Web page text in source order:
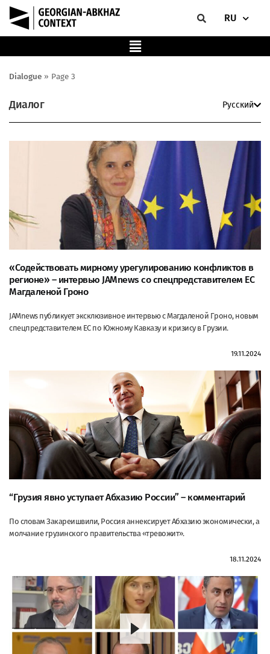
RU
Dialogue » Page 3
Диалог Русский
«Содействовать мирному урегулированию конфликтов в
регионе» – интервью JAMnews со спецпредставителем ЕС
Магдаленой Гроно
JAMnews публикует эксклюзивное интервью с Магдаленой Гроно, новым
спецпредставителем ЕС по Южному Кавказу и кризису в Грузии.
19.11.2024
“Грузия явно уступает Абхазию России” – комментарий
По словам Закареишвили, Россия аннексирует Абхазию экономически, а
молчание грузинского правительства «тревожит».
18.11.2024